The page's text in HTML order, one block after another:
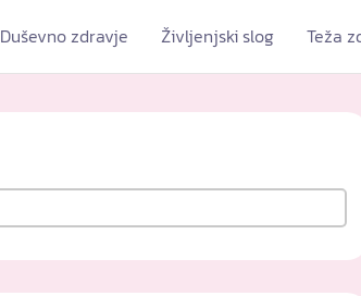
Duševno zdravje Življenjski slog Teža